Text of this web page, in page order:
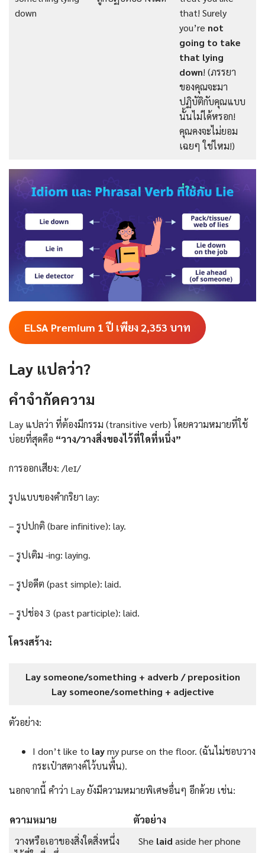
down
that! Surely
you’re not
going to take
that lying
down! (ภรรยา
ของคุณจะมา
ปฏิบัติกับคุณแบบ
นั้นไม่ได้หรอก!
คุณคงจะไม่ยอม
เฉยๆ ใช่ไหม!)
ELSA Premium 1 ปี เพียง 2,353 บาท
Lay แปลว่า?
คําจํากัดความ
Lay แปลว่า ที่ต้องมีกรรม (transitive verb) โดยความหมายที่ใช้
บ่อยที่สุดคือ “วาง/วางสิ่งของไว้ที่ใดที่หนึ่ง”
การออกเสียง: /leɪ/
รูปแบบของคำกริยา lay:
– รูปปกติ (bare infinitive): lay.
– รูปเติม -ing: laying.
– รูปอดีต (past simple): laid.
– รูปช่อง 3 (past participle): laid.
โครงสร้าง:
Lay someone/something + adverb / preposition
Lay someone/something + adjective
ตัวอย่าง:
I don’t like to laymy purse on the floor. (ฉันไม่ชอบวาง
กระเป๋าสตางค์ไว้บนพื้น).
นอกจากนี้ คำว่า Lay ยังมีความหมายพิเศษอื่นๆ อีกด้วย เช่น:
ความหมาย
ตัวอย่าง
วางหรือเอาของสิ่งใดสิ่งหนึ่ง
She laid aside her phone